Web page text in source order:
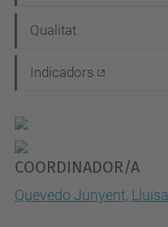
Qualitat
Indicadors
COORDINADOR/A
Quevedo Junyent, Lluïsa